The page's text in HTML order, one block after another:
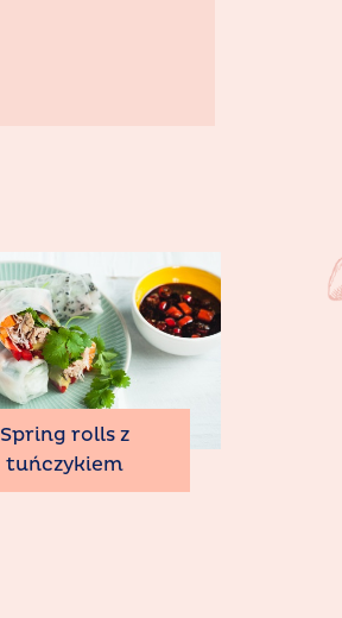
Spring rolls z
tuńczykiem